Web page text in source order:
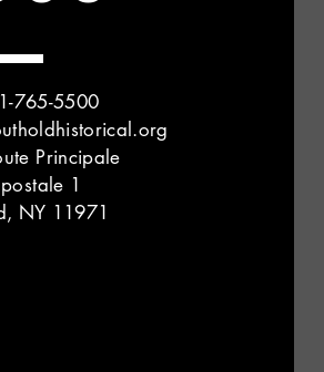
765-5500
Principale
1
NY 11971